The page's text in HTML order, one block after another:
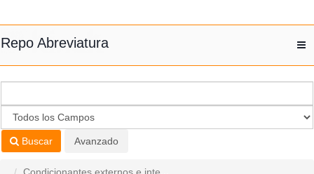
Repo Abreviatura
Buscar Avanzado